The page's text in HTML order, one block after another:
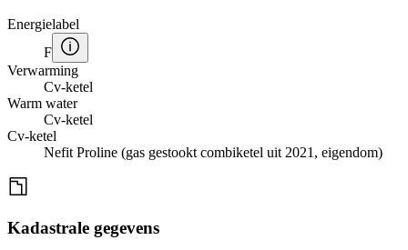
Energielabel
F
Verwarming
Cv-ketel
Warm water
Cv-ketel
Cv-ketel
Nefit Proline (gas gestookt combiketel uit 2021, eigendom)
Kadastrale gegevens